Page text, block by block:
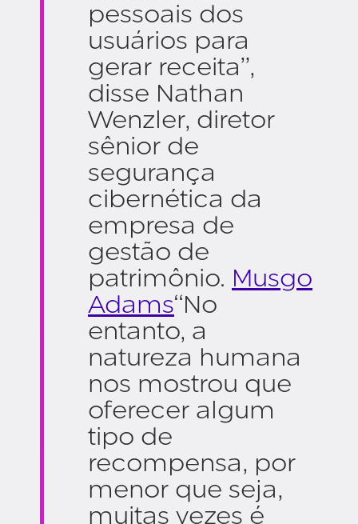
pessoais dos
usuários para
gerar receita”,
disse Nathan
Wenzler, diretor
sênior de
segurança
cibernética da
empresa de
gestão de
patrimônio. Musgo
Adams“No
entanto, a
natureza humana
nos mostrou que
oferecer algum
tipo de
recompensa, por
menor que seja,
muitas vezes é